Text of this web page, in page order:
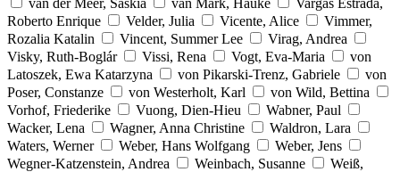
Roberto Enrique
Velder, Julia Vicente, Alice
Vimmer,
Rozalia Katalin
Vincent, Summer Lee
Virag, Andrea
Visky, Ruth-Boglár
Vissi, Rena Vogt, Eva-Maria
von
Latoszek, Ewa Katarzyna
von Pikarski-Trenz, Gabriele
von
Poser, Constanze
von Westerholt, Karl
von Wild, Bettina
Vorhof, Friederike
Vuong, Dien-Hieu
Wabner, Paul
Wacker, Lena
Wagner, Anna Christine
Waldron, Lara
Waters, Werner
Weber, Hans Wolfgang
Weber, Jens
Wegner-Katzenstein, Andrea
Weinbach, Susanne
Weiß,